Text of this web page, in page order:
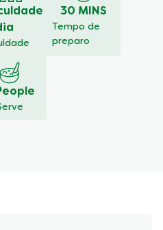
30 MINS
Tempo de
preparo